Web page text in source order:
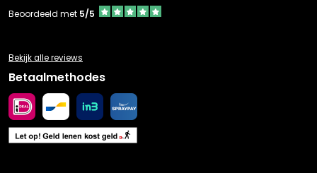
Beoordeeld met 5/5
Bekijk alle reviews
Betaalmethodes